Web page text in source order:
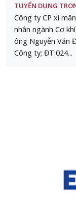
TUYỂN DỤNG
Công ty CP xi
nhân ngành Cơ
ông Nguyễn Văn
Công ty; ĐT:024...